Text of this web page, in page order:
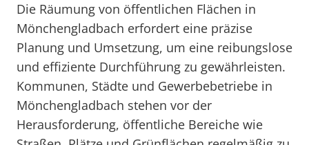
Die Räumung von öffentlichen Flächen in
Mönchengladbach erfordert eine präzise
Planung und Umsetzung, um eine reibungslose
und effiziente Durchführung zu gewährleisten.
Kommunen, Städte und Gewerbebetriebe in
Mönchengladbach stehen vor der
Herausforderung, öffentliche Bereiche wie